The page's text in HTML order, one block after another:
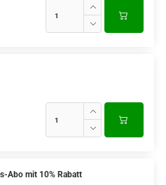
Abo mit 10% Rabatt